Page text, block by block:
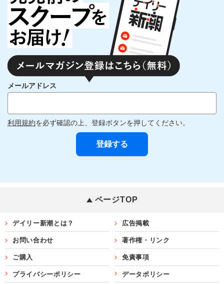
メールアドレス
利用規約を必ず確認の上、登録ボタンを押してください。
ページTOP
デイリー新潮とは？ 広告掲載
お問い合わせ 著作権・リンク
ご購入 免責事項
プライバシーポリシー データポリシー